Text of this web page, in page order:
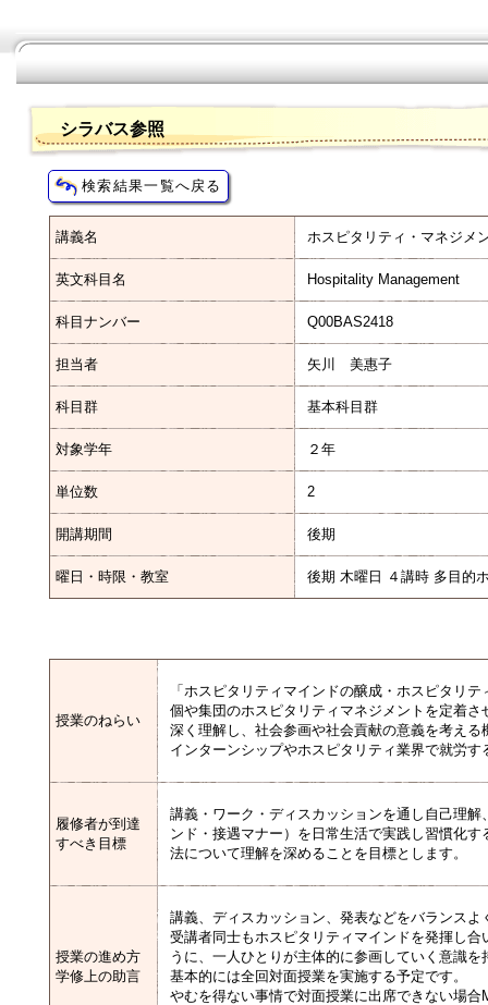
シラバス参照
講義名 ホスピタリティ・マネジメ
英文科目名 Hospitality Management
科目ナンバー Q00BAS2418
担当者 矢川 美惠子
科目群 基本科目群
対象学年 ２年
単位数 2
開講期間 後期
曜日・時限・教室 後期 木曜日 ４講時 多目的
授業のねらい
「ホスピタリティマインドの醸成・ホスピタリ
個や集団のホスピタリティマネジメントを定着
深く理解し、社会参画や社会貢献の意義を考える
インターンシップやホスピタリティ業界で就労
履修者が到達
すべき目標
講義・ワーク・ディスカッションを通し自己理
ンド・接遇マナー）を日常生活で実践し習慣化
法について理解を深めることを目標とします。
授業の進め方
学修上の助言
講義、ディスカッション、発表などをバランスよ
受講者同士もホスピタリティマインドを発揮し
うに、一人ひとりが主体的に参画していく意識
基本的には全回対面授業を実施する予定です。
やむを得ない事情で対面授業に出席できない場